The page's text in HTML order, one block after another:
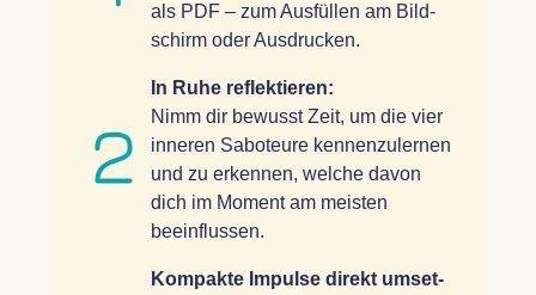
als PDF – zum Aus­fül­len am Bild­
schirm oder Ausdrucken.
In Ruhe reflek­tie­ren:
Nimm dir bewusst Zeit, um die vier
inne­ren Sabo­teure ken­nen­zu­ler­nen
und zu erken­nen, wel­che davon
dich im Moment am meis­ten
beeinflussen.
Kom­pakte Impulse direkt umset­